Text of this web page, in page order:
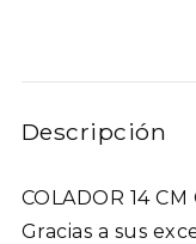
Descripción
COLADOR 14
Gracias a sus